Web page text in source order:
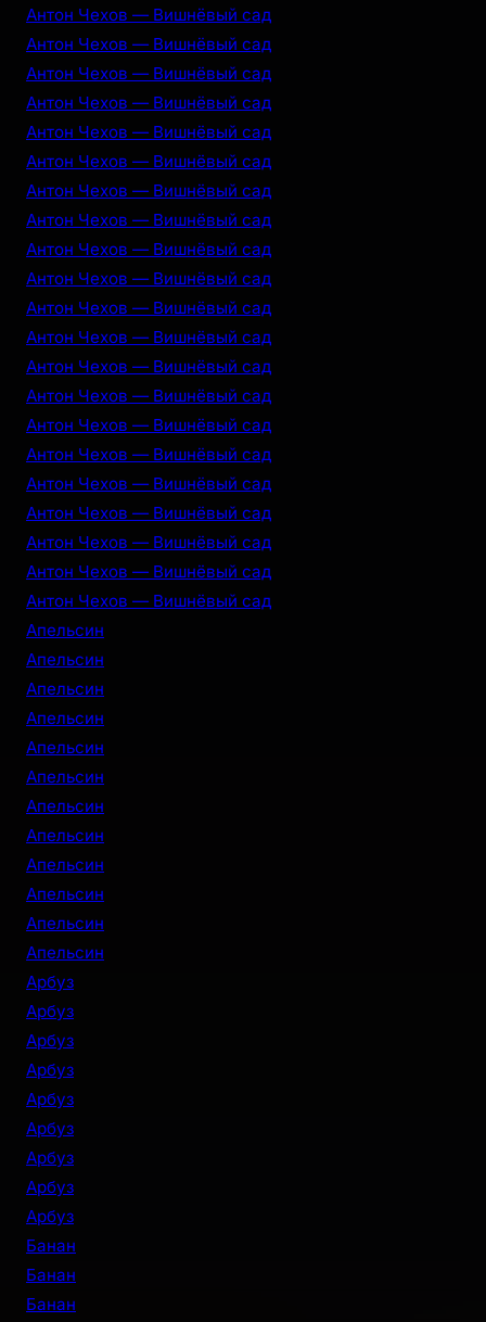
Антон Чехов — Вишнёвый сад
Антон Чехов — Вишнёвый сад
Антон Чехов — Вишнёвый сад
Антон Чехов — Вишнёвый сад
Антон Чехов — Вишнёвый сад
Антон Чехов — Вишнёвый сад
Антон Чехов — Вишнёвый сад
Антон Чехов — Вишнёвый сад
Антон Чехов — Вишнёвый сад
Антон Чехов — Вишнёвый сад
Антон Чехов — Вишнёвый сад
Антон Чехов — Вишнёвый сад
Антон Чехов — Вишнёвый сад
Антон Чехов — Вишнёвый сад
Антон Чехов — Вишнёвый сад
Антон Чехов — Вишнёвый сад
Антон Чехов — Вишнёвый сад
Антон Чехов — Вишнёвый сад
Антон Чехов — Вишнёвый сад
Антон Чехов — Вишнёвый сад
Антон Чехов — Вишнёвый сад
Апельсин
Апельсин
Апельсин
Апельсин
Апельсин
Апельсин
Апельсин
Апельсин
Апельсин
Апельсин
Апельсин
Апельсин
Арбуз
Арбуз
Арбуз
Арбуз
Арбуз
Арбуз
Арбуз
Арбуз
Арбуз
Банан
Банан
Банан